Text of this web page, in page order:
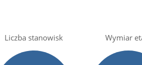
Liczba stanowisk Wymiar